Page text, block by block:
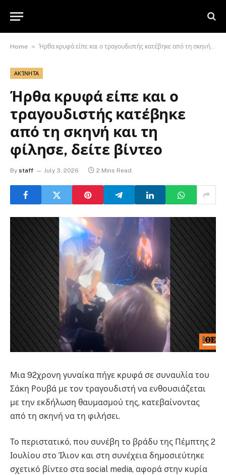
Home » Ήρθα κρυφά είπε και ο τραγουδιστής κατέβηκε από τη σκηνή και τη φίλησε, δείτε βίντεο
ΑΚΊΝΗΤΑ
Ήρθα κρυφά είπε και ο
τραγουδιστής κατέβηκε
από τη σκηνή και τη
φίλησε, δείτε βίντεο
By staff July 3, 2026 2 Mins Read
Μια 92χρονη γυναίκα πήγε κρυφά σε συναυλία του
Σάκη Ρουβά με τον τραγουδιστή να ενθουσιάζεται
με την εκδήλωση θαυμασμού της, κατεβαίνοντας
από τη σκηνή να τη φιλήσει.
Το περιστατικό, που συνέβη το βράδυ της Πέμπτης 2
Ιουλίου στο Ίλιον και στη συνέχεια δημοσιεύτηκε
σχετικό βίντεο στα social media, αφορά στην κυρία